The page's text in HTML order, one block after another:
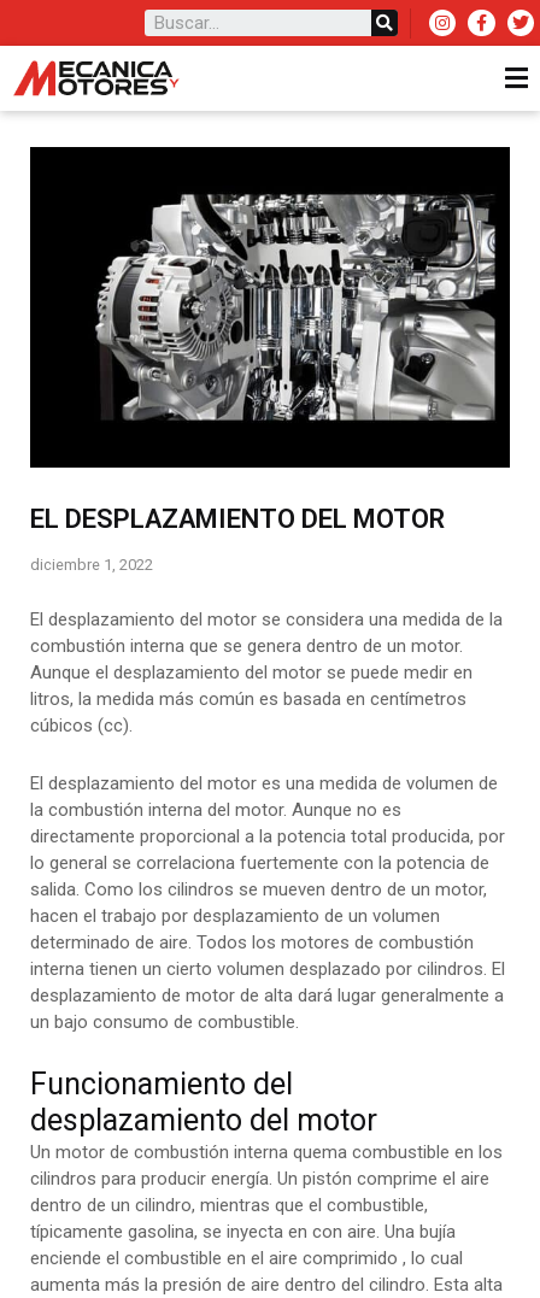
EL DESPLAZAMIENTO DEL MOTOR
diciembre 1, 2022
El desplazamiento del motor se considera una medida de la
combustión interna que se genera dentro de un motor.
Aunque el desplazamiento del motor se puede medir en
litros, la medida más común es basada en centímetros
cúbicos (cc).
El desplazamiento del motor es una medida de volumen de
la combustión interna del motor. Aunque no es
directamente proporcional a la potencia total producida, por
lo general se correlaciona fuertemente con la potencia de
salida. Como los cilindros se mueven dentro de un motor,
hacen el trabajo por desplazamiento de un volumen
determinado de aire. Todos los motores de combustión
interna tienen un cierto volumen desplazado por cilindros. El
desplazamiento de motor de alta dará lugar generalmente a
un bajo consumo de combustible.
Funcionamiento del
desplazamiento del motor
Un motor de combustión interna quema combustible en los
cilindros para producir energía. Un pistón comprime el aire
dentro de un cilindro, mientras que el combustible,
típicamente gasolina, se inyecta en con aire. Una bujía
enciende el combustible en el aire comprimido , lo cual
aumenta más la presión de aire dentro del cilindro. Esta alta